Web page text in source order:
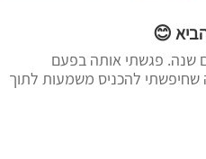
😊
שנה. פגשתי אותה בפעם
בנקודה שחיפשתי להכניס משמעות לתוך